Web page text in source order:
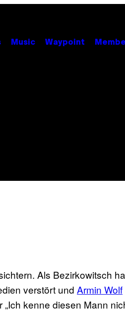
Music Waypoint
Als Bezirkowitsch
verstört und Armin Wolf
kenne diesen Mann